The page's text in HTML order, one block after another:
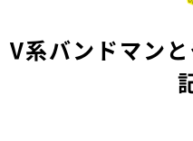
V系バンドマン